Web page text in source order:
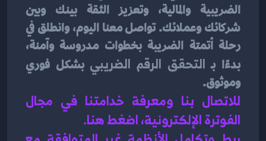
بدءًا بـ التحقق الرقم الضريبي
وموثوق.
الفوترة الإلكترونية، اضغط هنا.